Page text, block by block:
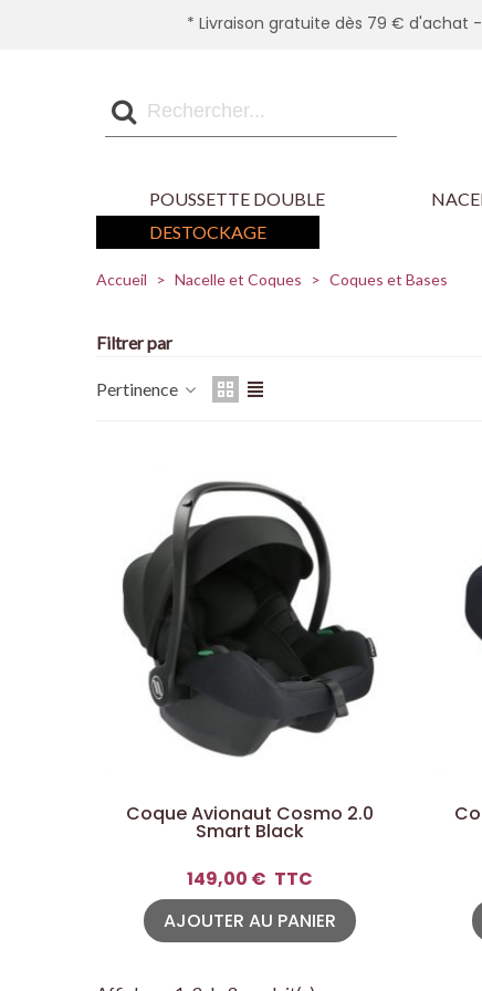
* Livraison gratuite dès 79 € d'achat
POUSSETTE DOUBLE
DESTOCKAGE
Accueil > Nacelle et Coques > Coques et Bases
Filtrer par
Pertinence
Coque Avionaut Cosmo 2.0
Smart Black
149,00 € TTC
AJOUTER AU PANIER